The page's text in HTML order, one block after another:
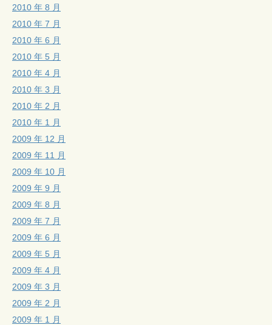
2010 年 8 月
2010 年 7 月
2010 年 6 月
2010 年 5 月
2010 年 4 月
2010 年 3 月
2010 年 2 月
2010 年 1 月
2009 年 12 月
2009 年 11 月
2009 年 10 月
2009 年 9 月
2009 年 8 月
2009 年 7 月
2009 年 6 月
2009 年 5 月
2009 年 4 月
2009 年 3 月
2009 年 2 月
2009 年 1 月